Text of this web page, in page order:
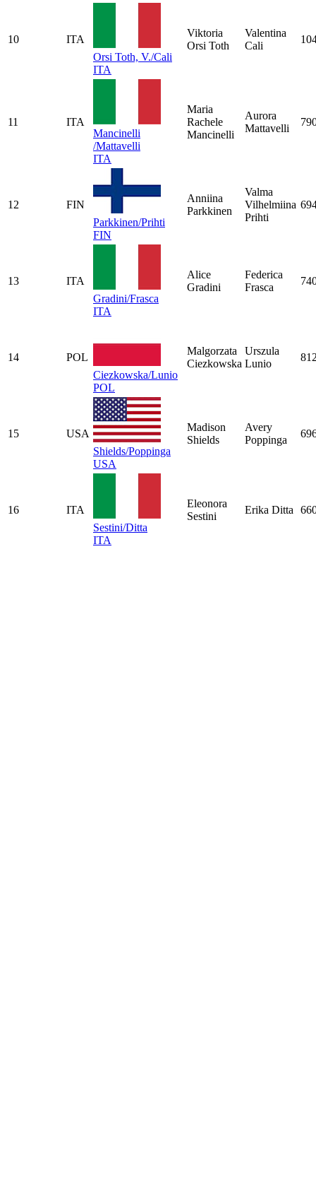
10
ITA
Orsi Toth, V./Cali
ITA
Viktoria
Orsi Toth
Valentina
Cali
11
ITA
Mancinelli
/Mattavelli
ITA
Maria
Rachele
Mancinelli
Aurora
Mattavelli
12
FIN
Parkkinen/Prihti
FIN
Anniina
Parkkinen
Valma
Vilhelmiina
Prihti
13
ITA
Gradini/Frasca
ITA
Alice
Gradini
Federica
Frasca
14
POL
Ciezkowska/Lunio
POL
Malgorzata
Ciezkowska
Urszula
Lunio
15
USA
Shields/Poppinga
USA
Madison
Shields
Avery
Poppinga
16
ITA
Sestini/Ditta
ITA
Eleonora
Sestini
Erika Ditta